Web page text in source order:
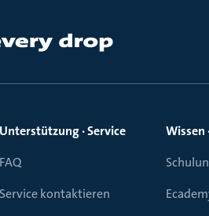
Unterstützung · Service
FAQ
Service kontaktieren
Wissen